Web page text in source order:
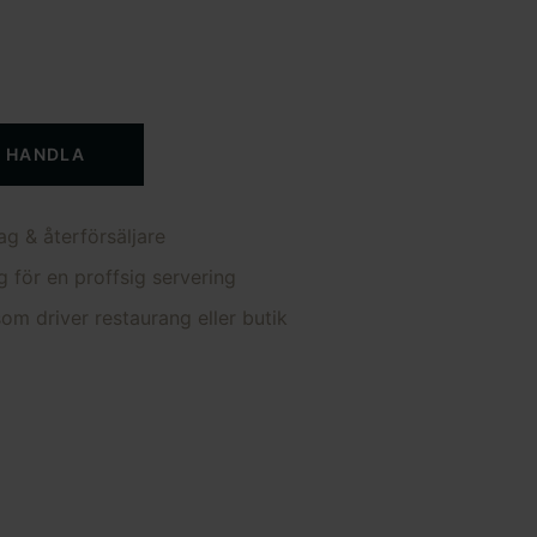
& återförsäljare
för en proffsig servering
driver restaurang eller butik